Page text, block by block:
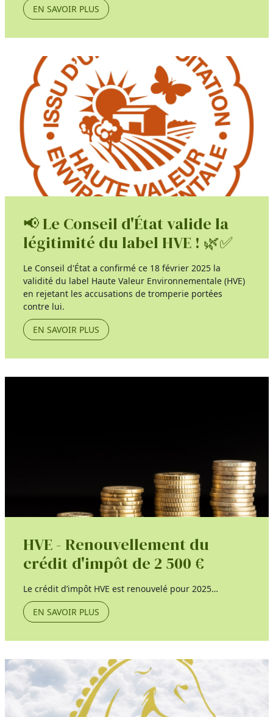
EN SAVOIR PLUS
📢 Le Conseil d'État valide la
légitimité du label HVE ! 🌿✅
Le Conseil d'État a confirmé ce 18 février 2025 la
validité du label Haute Valeur Environnementale (HVE)
en rejetant les accusations de tromperie portées
contre lui.
EN SAVOIR PLUS
HVE - Renouvellement du
crédit d'impôt de 2 500 €
Le crédit d’impôt HVE est renouvelé pour 2025…
EN SAVOIR PLUS